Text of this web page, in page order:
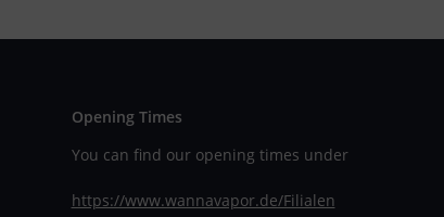
Opening Times
You can find our opening times under
https://www.wannavapor.de/Filialen